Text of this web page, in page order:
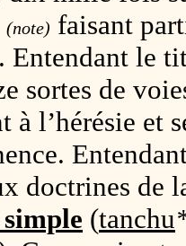
(note) faisant
. Entendant le
sortes de
à l’hérésie et
doctrines de
(tanchu